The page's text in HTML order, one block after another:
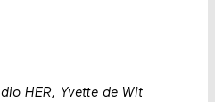
HER, Yvette de Wit